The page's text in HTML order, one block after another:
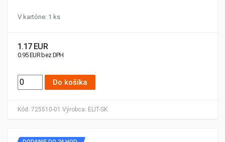
Kód: 725510-01 Výrobca: ELIT-SK
V kartóne: 1 ks
1.17 EUR
0.95 EUR bez DPH
Do košíka